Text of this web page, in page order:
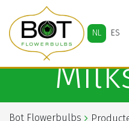
NL ES
Bot Flowerbulbs